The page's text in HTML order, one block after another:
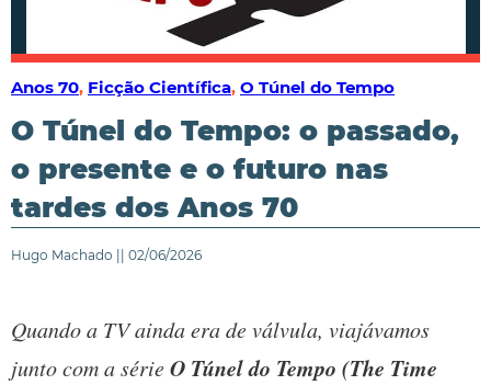
Anos 70, Ficção Científica, O Túnel do Tempo
O Túnel do Tempo: o passado,
o presente e o futuro nas
tardes dos Anos 70
Hugo Machado || 02/06/2026
Quando a TV ainda era de válvula, viajávamos
junto com a sérieO Túnel do Tempo (The Time